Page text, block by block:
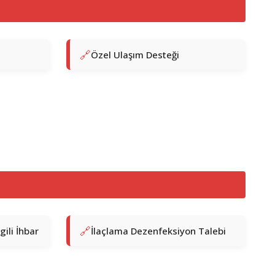
Özel Ulaşım Desteği
İhbar İlaçlama Dezenfeksiyon Talebi